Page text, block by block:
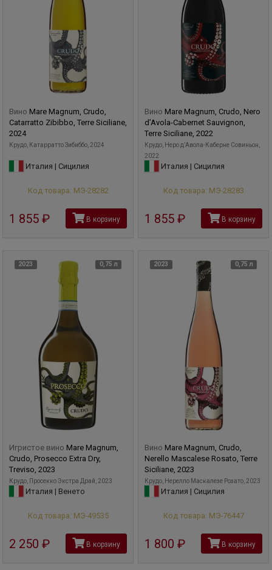
Вино Mare Magnum, Crudo,
Catarratto Zibibbo, Terre Siciliane,
2024
Крудо, Катарратто Зибиббо, 2024
Италия | Сицилия
Код товара: МЭ-28282
1 855 руб В корзину
Вино Mare Magnum, Crudo, Nero
d’Avola-Cabernet Sauvignon,
Terre Siciliane, 2022
Крудо, Неро д’Авола-Каберне Совиньон,
2022
Италия | Сицилия
Код товара: МЭ-28283
1 855 руб В корзину
2023 0,75 л
Игристое вино Mare Magnum,
Crudo, Prosecco Extra Dry,
Treviso, 2023
Крудо, Просекко Экстра Драй, 2023
Италия | Венето
Код товара: МЭ-49535
2 250 руб В корзину
2023 0,75 л
Вино Mare Magnum, Crudo,
Nerello Mascalese Rosato, Terre
Siciliane, 2023
Крудо, Нерелло Маскалезе Розато, 2023
Италия | Сицилия
Код товара: МЭ-76447
1 800 руб В корзину